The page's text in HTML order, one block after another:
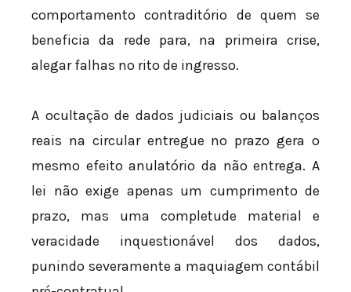
comportamento contraditório de quem se
beneficia da rede para, na primeira crise,
alegar falhas no rito de ingresso.
A ocultação de dados judiciais ou balanços
reais na circular entregue no prazo gera o
mesmo efeito anulatório da não entrega. A
lei não exige apenas um cumprimento de
prazo, mas uma completude material e
veracidade inquestionável dos dados,
punindo severamente a maquiagem contábil